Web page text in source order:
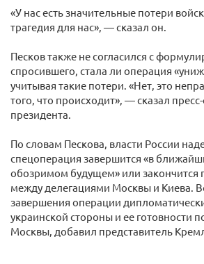
«У нас есть значительные потери
трагедия для нас», — сказал он.
Песков также не согласился с
спросившего, стала ли операция
учитывая такие потери. «Нет, это
того, что происходит», — сказал
президента.
По словам Пескова, власти России
спецоперация завершится «в
обозримом будущем» или закончится
между делегациями Москвы и Киева.
завершения операции
украинской стороны и ее готовности
Москвы, добавил представитель